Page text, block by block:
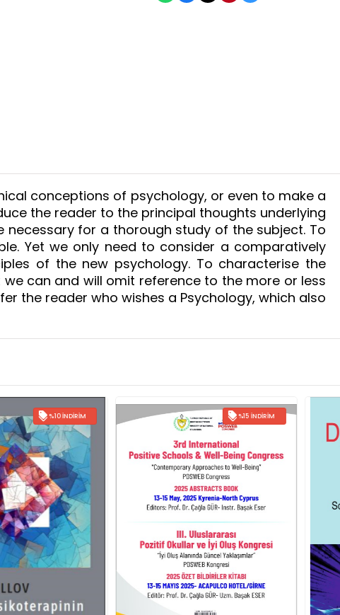
conceptions of psychology, or even to make a
the reader to the principal thoughts underlying
for a thorough study of the subject. To
Yet we only need to consider a comparatively
of the new psychology. To characterise the
can and will omit reference to the more or less
the reader who wishes a Psychology, which also
%15 İNDIRIM